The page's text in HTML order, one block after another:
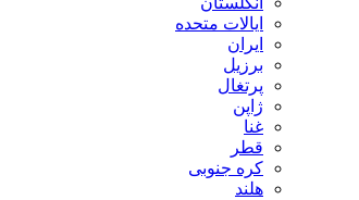
ایالات متحده
ایران
برزیل
پرتغال
ژاپن
غنا
قطر
کره جنوبی
هلند